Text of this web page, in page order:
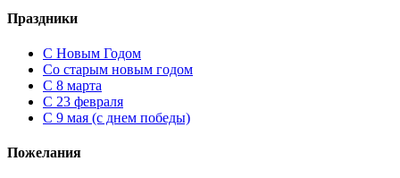
Праздники
C Новым Годом
Cо старым новым годом
С 8 марта
С 23 февраля
С 9 мая (с днем победы)
Пожелания